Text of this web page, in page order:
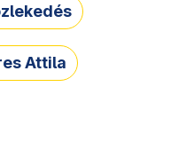
Attila